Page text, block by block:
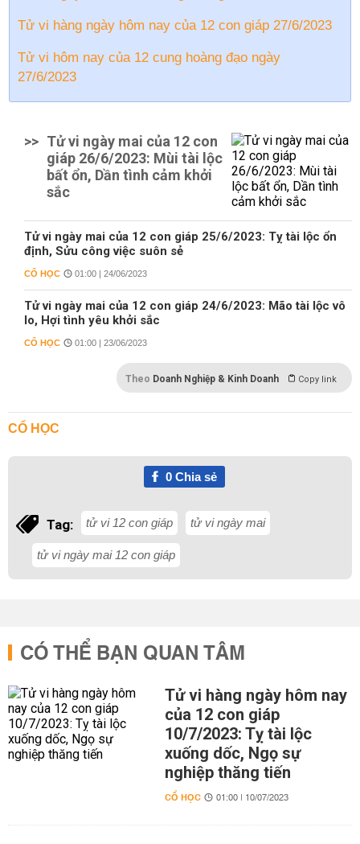
Tử vi hàng ngày hôm nay của 12 con giáp 27/6/2023
Tử vi hôm nay của 12 cung hoàng đạo ngày
27/6/2023
>> Tử vi ngày mai của 12 con
giáp 26/6/2023: Mùi tài lộc
bất ổn, Dần tình cảm khởi
sắc
Tử vi ngày mai của 12 con giáp 25/6/2023: Tỵ tài lộc ổn
định, Sửu công việc suôn sẻ
CỔ HỌC 01:00 | 24/06/2023
Tử vi ngày mai của 12 con giáp 24/6/2023: Mão tài lộc vô
lo, Hợi tình yêu khởi sắc
CỔ HỌC 01:00 | 23/06/2023
Theo Doanh Nghiệp & Kinh Doanh Copy link
CỔ HỌC
0Chia sẻ
Tag: tử vi 12 con giáp tử vi ngày mai
tử vi ngày mai 12 con giáp
CÓ THỂ BẠN QUAN TÂM
Tử vi hàng ngày hôm nay
của 12 con giáp
10/7/2023: Tỵ tài lộc
xuống dốc, Ngọ sự
nghiệp thăng tiến
CỔ HỌC 01:00 | 10/07/2023